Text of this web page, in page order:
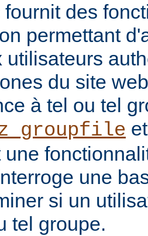
des
permettant
utilisateurs
du site
à tel ou tel
une
si un
tel groupe.